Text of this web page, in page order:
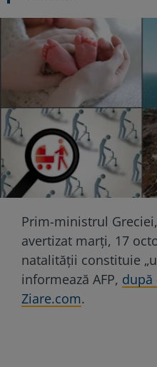
Prim-ministrul
avertizat marţi, 17
natalităţii constituie
informează AFP, după
Ziare.com.